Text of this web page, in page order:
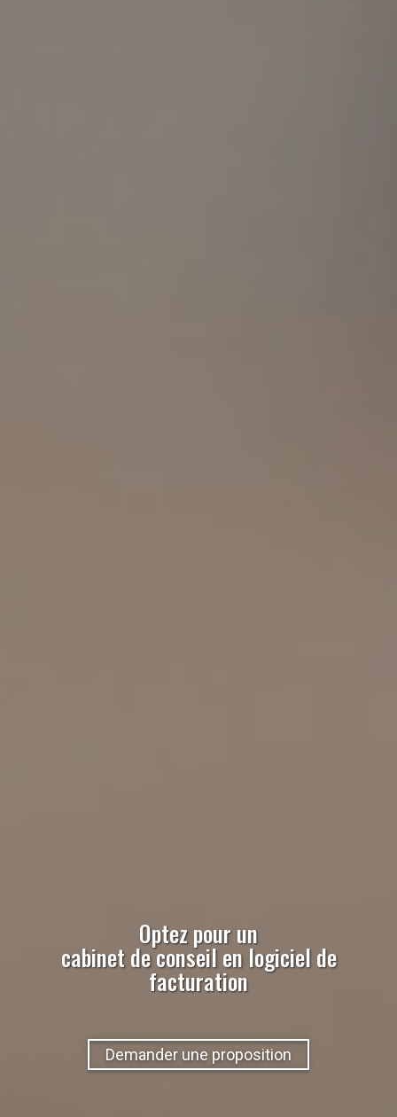
Optez pour un
cabinet de conseilen logiciel de
facturation
Demander une proposition